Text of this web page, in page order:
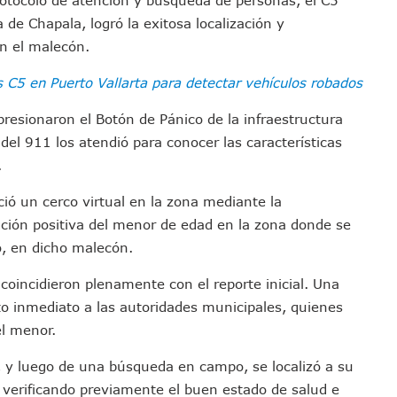
En California Con Seminarios Turísticos
Hipótesis Por La Muerte De Dos Jóvenes En El Río Ameca
A 100 Familias De Puerto Vallarta
Del Agua De Calidad En La Zona Metropolitana De Guadalajara
Tovar Eleva A 4 Cuerpos Encontrados En El Río
Nacional De La Liga Premier FMF
Edificios Y Puentes En Japón (VIDEOS)
De Jalisco, Según Statistical Research Corporation
Al Corredor Bahía De Banderas–Puerto Vallarta
Ministerios Públicos Para Puerto Vallarta
Vallarta Registra 80% De Avance En Su Construcción
de Chapala, logró la exitosa localización y
el malecón.
C5 en Puerto Vallarta para detectar vehículos robados
el Botón de Pánico de la infraestructura
911 los atendió para conocer las características
un cerco virtual en la zona mediante la
positiva del menor de edad en la zona donde se
en dicho malecón.
plenamente con el reporte inicial. Una
inmediato a las autoridades municipales, quienes
menor.
luego de una búsqueda en campo, se localizó a su
previamente el buen estado de salud e